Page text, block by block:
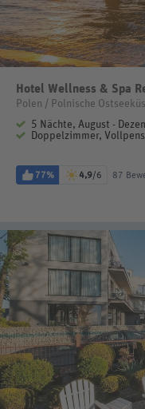
Hotel Wellness & Spa
Polen / Polnische
5 Nächte, August -
Doppelzimmer,
77% 4,9/6 87